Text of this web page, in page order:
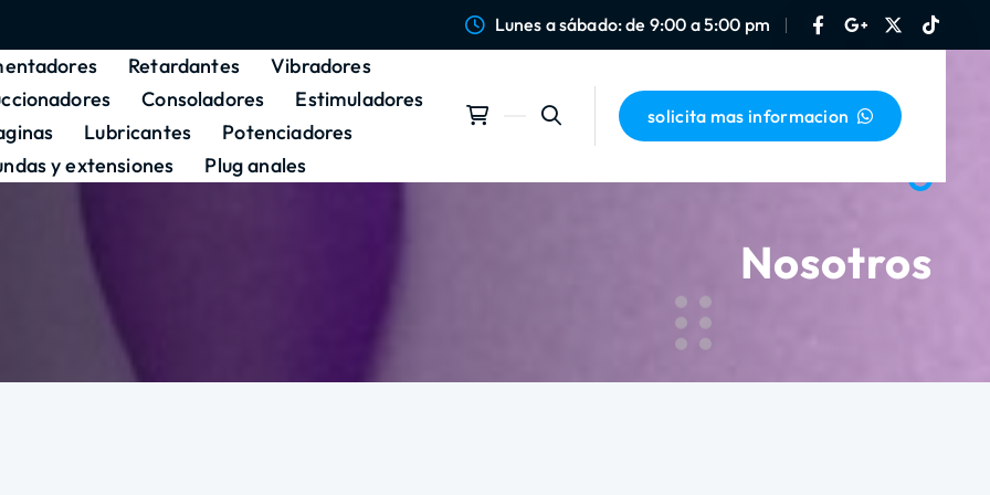
Lunes a sábado: de 9:00 a 5:00 pm
Retardantes
Vibradores
Consoladores
Estimuladores
Lubricantes
Potenciadores
y extensiones
Plug anales
solicita mas informacion
Nosotros